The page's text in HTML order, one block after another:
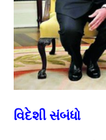
વિદેશી સંબંધો